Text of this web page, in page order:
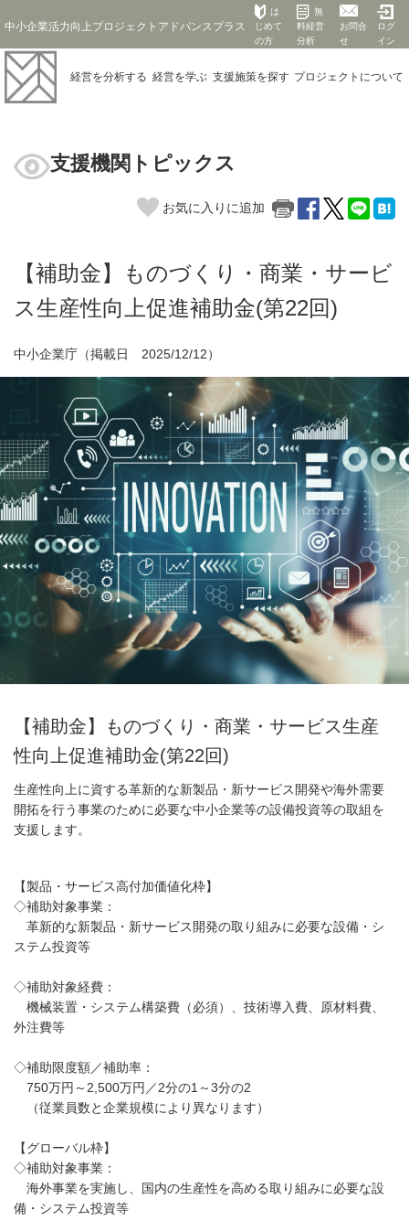
中小企業活力向上プロジェクトアドバンスプラス
は
じめて
の方
無
料経営
分析
お問合
せ
ログ
イン
経営を分析する 経営を学ぶ 支援施策を探す プロジェクト について
支援機関トピックス
お気に入りに追加
【補助金】ものづくり・商業・サービ
ス生産性向上促進補助金(第22回)
中小企業庁（掲載日 2025/12/12）
【補助金】ものづくり・商業・サービス生産
性向上促進補助金(第22回)
生産性向上に資する革新的な新製品・新サービス開発や海外需要
開拓を行う事業のために必要な中小企業等の設備投資等の取組を
支援します。
【製品・サービス高付加価値化枠】
◇補助対象事業：
革新的な新製品・新サービス開発の取り組みに必要な設備・シ
ステム投資等
◇補助対象経費：
機械装置・システム構築費（必須）、技術導入費、原材料費、
外注費等
◇補助限度額／補助率：
750万円～2,500万円／2分の1～3分の2
（従業員数と企業規模により異なります）
【グローバル枠】
◇補助対象事業：
海外事業を実施し、国内の生産性を高める取り組みに必要な設
備・システム投資等